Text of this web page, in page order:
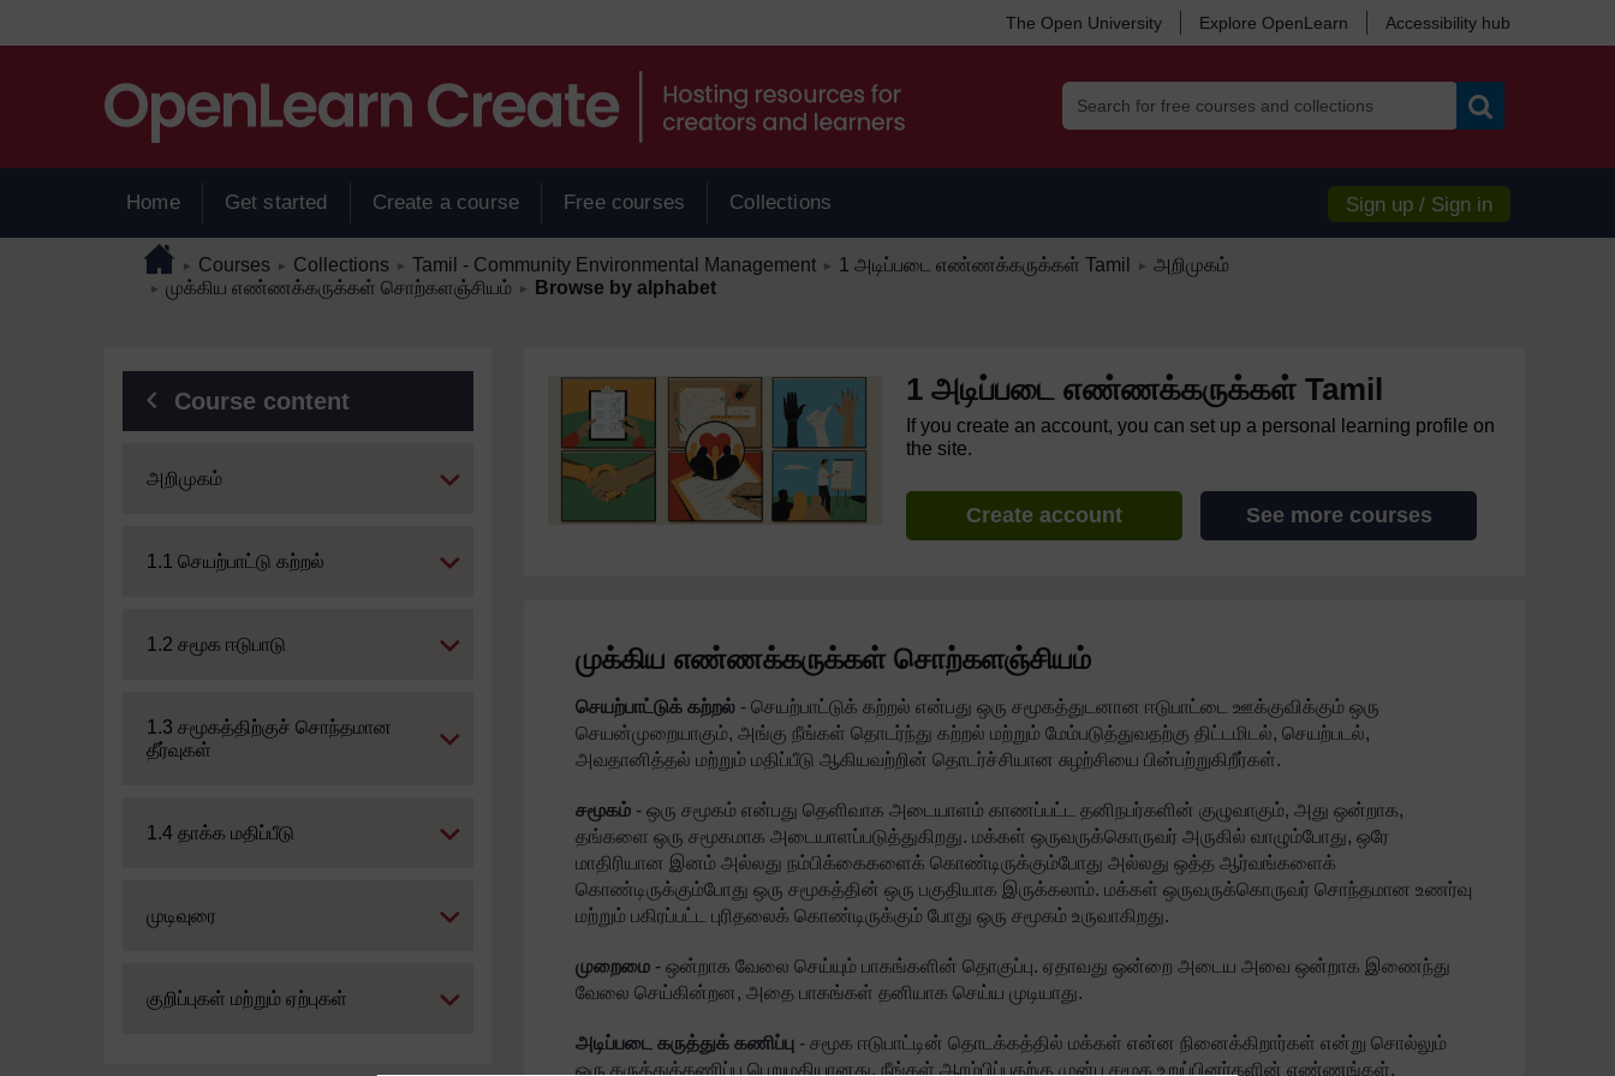
The Open University Explore OpenLearn Accessibility hub
Home Get started Create a course Free courses Collections Sign up / Sign in
Page pathHome
► Courses ► Collections ► Tamil - Community Environmental Management ► 1 அடிப்படை எண்ணக்கருக்கள் Tamil ► அறிமுகம்
► முக்கிய எண்ணக்கருக்கள் சொற்களஞ்சியம் ► Browse by alphabet
Blocks
Course content
Expand
அறிமுகம்
Expand
1.1 செயற்பாட்டு கற்றல்
Expand
1.2 சமூக ஈடுபாடு
Expand
1.3 சமூகத்திற்குச் சொந்தமான
தீர்வுகள்
Expand
1.4 தாக்க மதிப்பீடு
Expand
முடிவுரை
Expand
குறிப்புகள் மற்றும் ஏற்புகள்
1 அடிப்படை எண்ணக்கருக்கள் Tamil
If you create an account, you can set up a personal learning profile on
the site.
Create account See more courses
முக்கிய எண்ணக்கருக்கள் சொற்களஞ்சியம்
செயற்பாட்டுக் கற்றல் - செயற்பாட்டுக் கற்றல் என்பது ஒரு சமூகத்துடனான ஈடுபாட்டை ஊக்குவிக்கும் ஒரு
செயன்முறையாகும், அங்கு நீங்கள் தொடர்ந்து கற்றல் மற்றும் மேம்படுத்துவதற்கு திட்டமிடல், செயற்படல்,
அவதானித்தல் மற்றும் மதிப்பீடு ஆகியவற்றின் தொடர்ச்சியான சுழற்சியை பின்பற்றுகிறீர்கள்.
சமூகம் - ஒரு சமூகம் என்பது தெளிவாக அடையாளம் காணப்பட்ட தனிநபர்களின் குழுவாகும், அது ஒன்றாக,
தங்களை ஒரு சமூகமாக அடையாளப்படுத்துகிறது. மக்கள் ஒருவருக்கொருவர் அருகில் வாழும்போது, ஒரே
மாதிரியான இனம் அல்லது நம்பிக்கைகளைக் கொண்டிருக்கும்போது அல்லது ஒத்த ஆர்வங்களைக்
கொண்டிருக்கும்போது ஒரு சமூகத்தின் ஒரு பகுதியாக இருக்கலாம். மக்கள் ஒருவருக்கொருவர் சொந்தமான உணர்வு
மற்றும் பகிரப்பட்ட புரிதலைக் கொண்டிருக்கும் போது ஒரு சமூகம் உருவாகிறது.
முறைமை - ஒன்றாக வேலை செய்யும் பாகங்களின் தொகுப்பு. ஏதாவது ஒன்றை அடைய அவை ஒன்றாக இணைந்து
வேலை செய்கின்றன, அதை பாகங்கள் தனியாக செய்ய முடியாது.
அடிப்படை கருத்துக் கணிப்பு - சமூக ஈடுபாட்டின் தொடக்கத்தில் மக்கள் என்ன நினைக்கிறார்கள் என்று சொல்லும்
ஒரு கருத்துக்கணிப்பு பெறுமதியானது. நீங்கள் ஆரம்பிப்பதற்கு முன்பு சமூக உறுப்பினர்களின் எண்ணங்கள்,